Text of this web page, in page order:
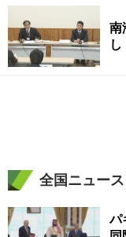
南
全国ニュース
パ